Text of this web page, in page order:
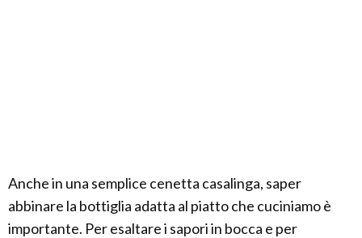
Anche in una semplice cenetta casalinga, saper
abbinare la bottiglia adatta al piatto che cuciniamo è
importante. Per esaltare i sapori in bocca e per